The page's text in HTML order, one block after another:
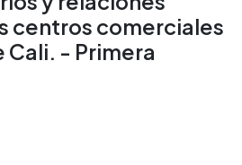
centros comerciales
Cali. - Primera